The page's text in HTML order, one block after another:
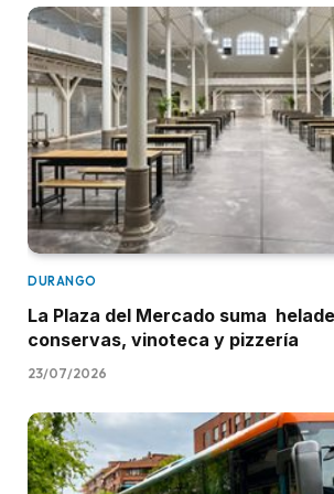
DURANGO
La Plaza del Mercado suma
conservas, vinoteca y pizzería
23/07/2026